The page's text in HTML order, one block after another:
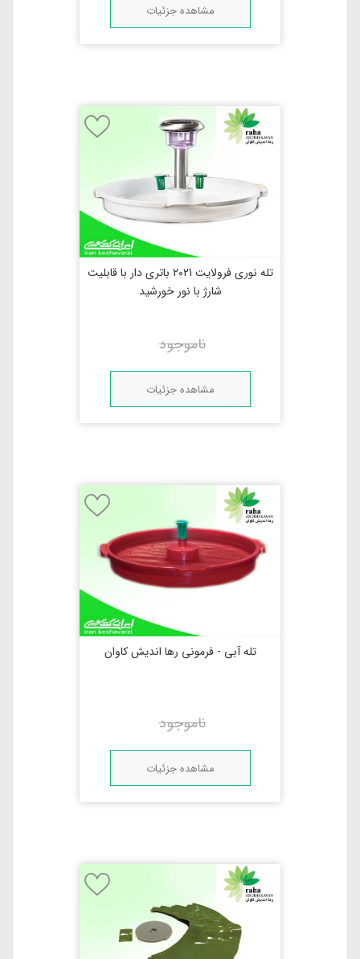
مشاهده جزئیات
تله نوری فرولایت 2021 باتری دار با قابلیت
شارژ با نور خورشید
ناموجود
مشاهده جزئیات
تله آبی - فرمونی رها اندیش کاوان
ناموجود
مشاهده جزئیات